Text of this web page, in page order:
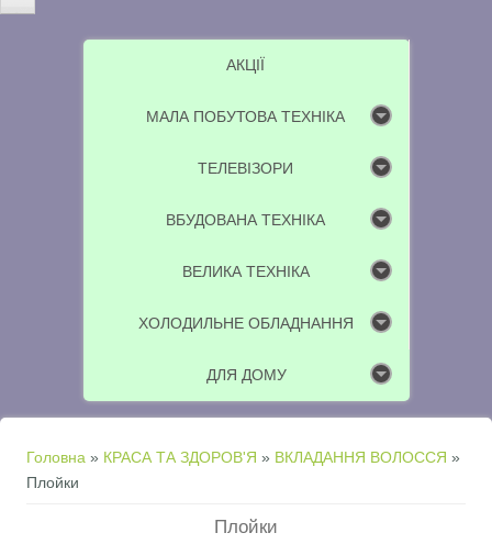
АКЦІЇ
МАЛА ПОБУТОВА ТЕХНІКА
ТЕЛЕВІЗОРИ
ВБУДОВАНА ТЕХНІКА
ВЕЛИКА ТЕХНІКА
ХОЛОДИЛЬНЕ ОБЛАДНАННЯ
ДЛЯ ДОМУ
Ви є тут
Головна » КРАСА ТА ЗДОРОВ'Я » ВКЛАДАННЯ ВОЛОССЯ »
Плойки
Плойки